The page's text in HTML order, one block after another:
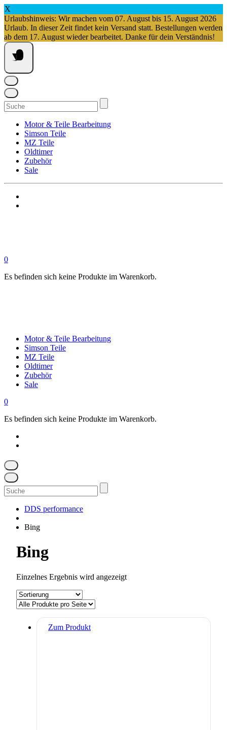
X
Urlaubshinweis: Wir machen vom 07. August bis 15. August 2026
Urlaub. In dieser Zeit findet kein Versand statt. Bestellungen werden
ab dem 17. August wieder bearbeitet. Danke für dein Verständnis!
Springe
zum
Inhalt
Suchen
nach:
Motor & Teile Bearbeitung
Simson Teile
MZ Teile
Oldtimer
Zubehör
Sale
0
Es befinden sich keine Produkte im Warenkorb.
Motor & Teile Bearbeitung
Simson Teile
MZ Teile
Oldtimer
Zubehör
Sale
0
Es befinden sich keine Produkte im Warenkorb.
Suchen
nach:
DDS performance
Bing
Bing
Einzelnes Ergebnis wird angezeigt
Zum Produkt